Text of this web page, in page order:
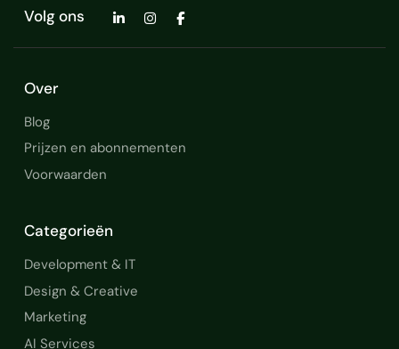
Volg ons
Over
Blog
Prijzen en abonnementen
Voorwaarden
Categorieën
Development & IT
Design & Creative
Marketing
AI Services